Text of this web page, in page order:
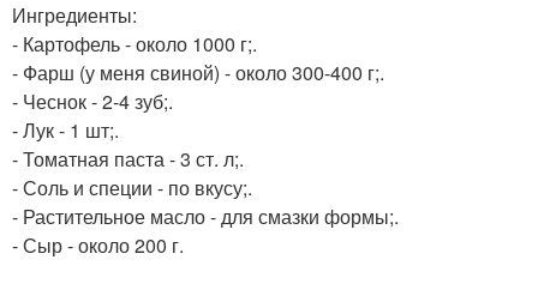
Ингредиенты:
- Картофель - около 1000 г;.
- Фарш (у меня свиной) - около 300-400 г;.
- Чеснок - 2-4 зуб;.
- Лук - 1 шт;.
- Томатная паста - 3 ст. л;.
- Соль и специи - по вкусу;.
- Растительное масло - для смазки формы;.
- Сыр - около 200 г.